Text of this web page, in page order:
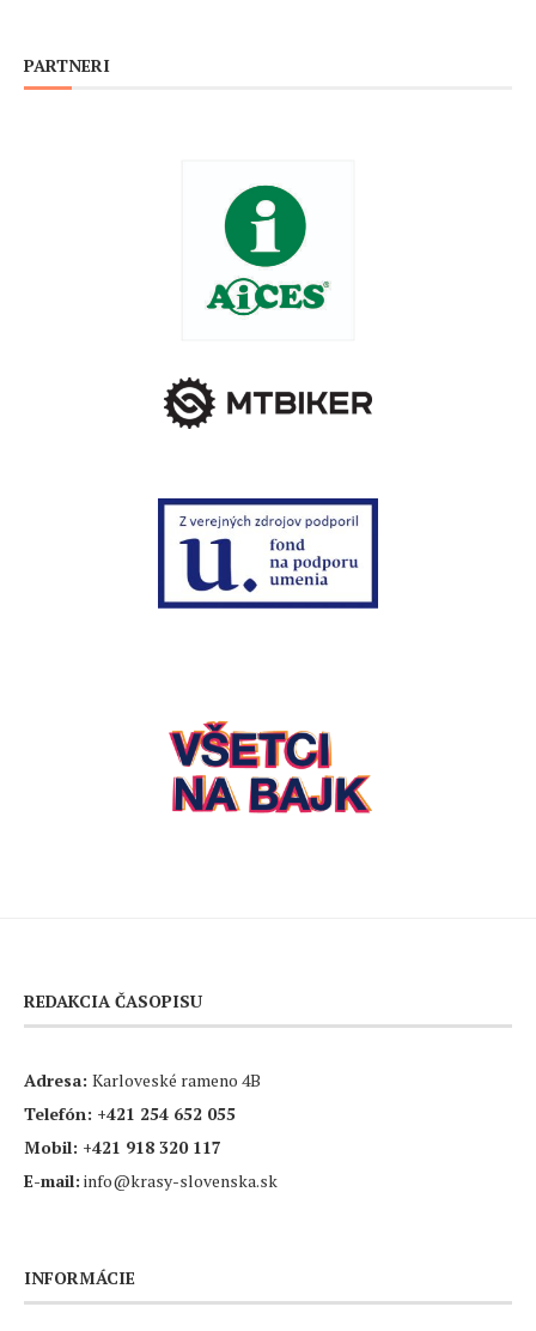
PARTNERI
REDAKCIA ČASOPISU
Adresa: Karloveské rameno 4B
Telefón: +421 254 652 055
Mobil: +421 918 320 117
E-mail: info@krasy-slovenska.sk
INFORMÁCIE